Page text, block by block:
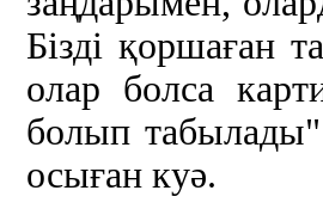
Бізді қоршаған
олар болса
болып
осыған куә.